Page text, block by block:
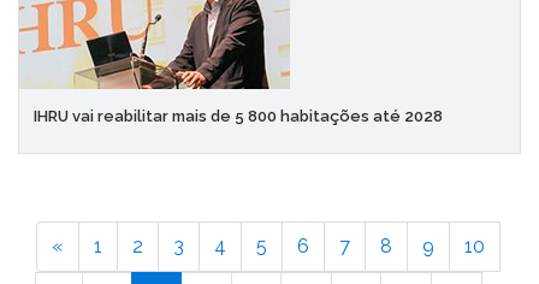
IHRU vai reabilitar mais de 5 800 habitações até 2028
« 1 2 3 4 5 6 7 8 9 10